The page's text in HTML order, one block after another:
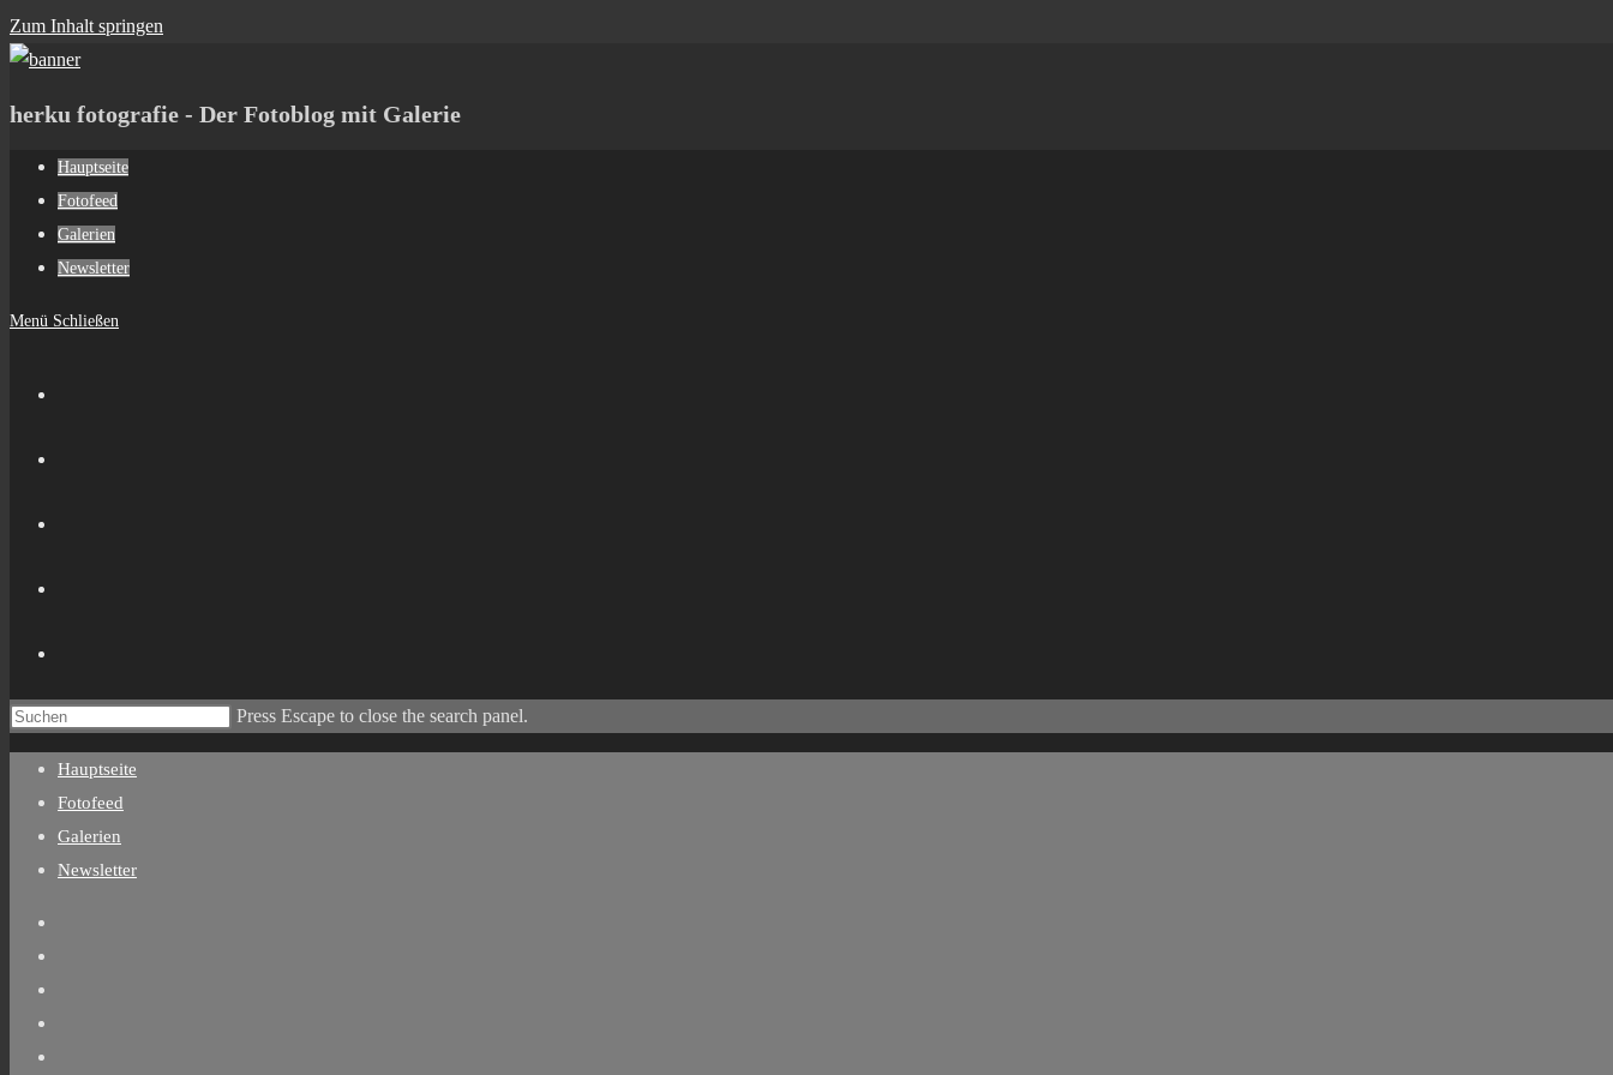
Zum Inhalt springen
herku fotografie - Der Fotoblog mit Galerie
Hauptseite
Fotofeed
Galerien
Newsletter
Menü Schließen
Press Escape to close the search panel.
Hauptseite
Fotofeed
Galerien
Newsletter